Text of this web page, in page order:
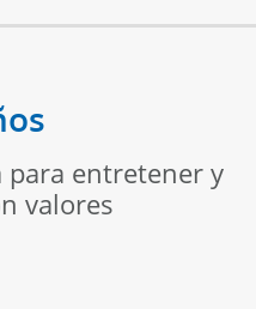
para entretener y
valores